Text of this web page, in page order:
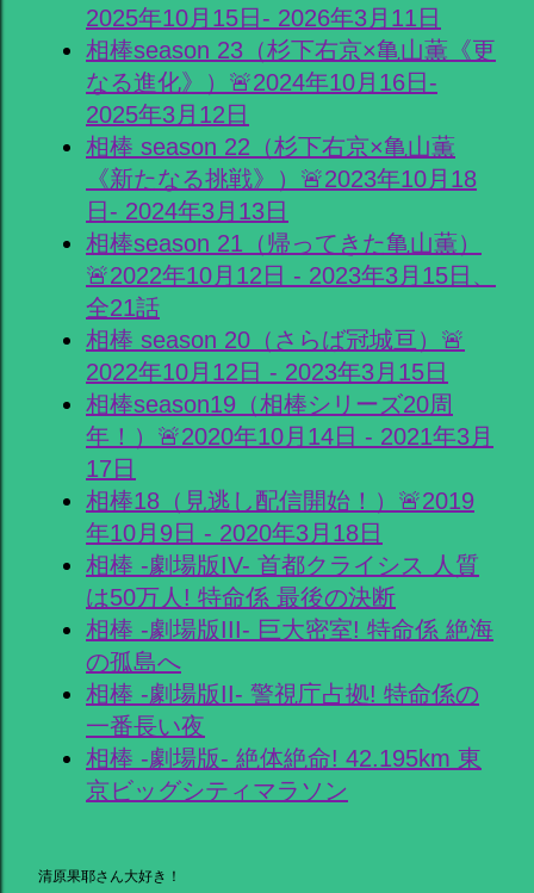
2025年10月15日- 2026年3月11日
相棒season 23（杉下右京×亀山薫《更
なる進化》）🚨2024年10月16日-
2025年3月12日
相棒 season 22（杉下右京×亀山薫
《新たなる挑戦》）🚨2023年10月18
日- 2024年3月13日
相棒season 21（帰ってきた亀山薫）
🚨2022年10月12日 - 2023年3月15日、
全21話
相棒 season 20（さらば冠城亘）🚨
2022年10月12日 - 2023年3月15日
相棒season19（相棒シリーズ20周
年！）🚨2020年10月14日 - 2021年3月
17日
相棒18（見逃し配信開始！）🚨2019
年10月9日 - 2020年3月18日
相棒 -劇場版IV- 首都クライシス 人質
は50万人! 特命係 最後の決断
相棒 -劇場版III- 巨大密室! 特命係 絶海
の孤島へ
相棒 -劇場版II- 警視庁占拠! 特命係の
一番長い夜
相棒 -劇場版- 絶体絶命! 42.195km 東
京ビッグシティマラソン
清原果耶さん大好き！